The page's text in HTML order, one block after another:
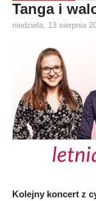
Tanga i
niedziela, 13 sierpnia
Kolejny koncert z